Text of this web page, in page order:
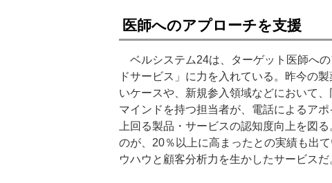
医師へのアプローチを支援
ベルシステム24は、ターゲット医師へ
ドサービス」に力を入れている。昨今の
いケースや、新規参入領域などにおいて
マインドを持つ担当者が、電話によるア
上回る製品・サービスの認知度向上を図
のが、20％以上に高まったとの実績も出
ウハウと顧客分析力を生かしたサービスだ